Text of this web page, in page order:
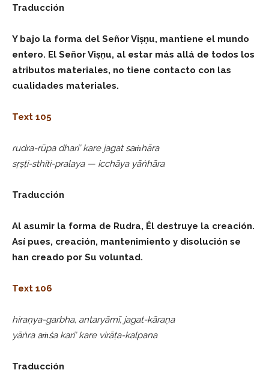
Traducción
Y bajo la forma del Señor Viṣṇu, mantiene el mundo
entero. El Señor Viṣṇu, al estar más allá de todos los
atributos materiales, no tiene contacto con las
cualidades materiales.
Text 105
rudra-rūpa dhari’ kare jagat saṁhāra
sṛṣṭi-sthiti-pralaya — icchāya yāṅhāra
Traducción
Al asumir la forma de Rudra, Él destruye la creación.
Así pues, creación, mantenimiento y disolución se
han creado por Su voluntad.
Text 106
hiraṇya-garbha, antaryāmī, jagat-kāraṇa
yāṅra aṁśa kari’ kare virāṭa-kalpana
Traducción